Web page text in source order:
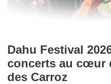
Dahu Festival
concerts au cœur
des Carroz